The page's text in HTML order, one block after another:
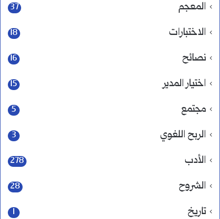
المعجم 37
الاختبارات 18
نصائح 16
اختيار المدير 15
مجتمع 5
الربح اللغوي 3
الأدب 278
الشروح 28
تاريخ 1